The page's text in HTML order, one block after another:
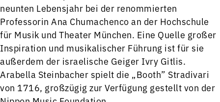
neunten Lebensjahr bei der renommierten
Professorin Ana Chumachenco an der Hochschule
für Musik und Theater München. Eine Quelle großer
Inspiration und musikalischer Führung ist für sie
außerdem der israelische Geiger Ivry Gitlis.
Arabella Steinbacher spielt die „Booth” Stradivari
von 1716, großzügig zur Verfügung gestellt von der